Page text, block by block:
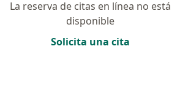
La reserva de citas en línea no está
disponible
Solicita una cita